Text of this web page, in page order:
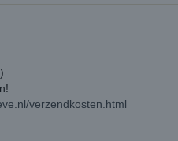
verzendkosten.html